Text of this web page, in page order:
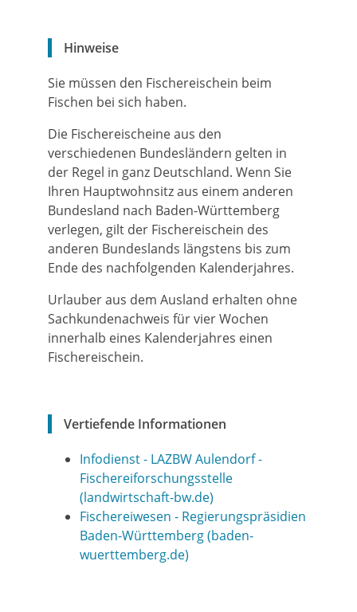
Hinweise
Sie müssen den Fischereischein beim
Fischen bei sich haben.
Die Fischereischeine aus den
verschiedenen Bundesländern gelten in
der Regel in ganz Deutschland. Wenn Sie
Ihren Hauptwohnsitz aus einem anderen
Bundesland nach Baden-Württemberg
verlegen, gilt der Fischereischein des
anderen Bundeslands längstens bis zum
Ende des nachfolgenden Kalenderjahres.
Urlauber aus dem Ausland erhalten ohne
Sachkundenachweis für vier Wochen
innerhalb eines Kalenderjahres einen
Fischereischein.
Vertiefende Informationen
Infodienst - LAZBW Aulendorf -
Fischereiforschungsstelle
(landwirtschaft-bw.de)
Fischereiwesen - Regierungspräsidien
Baden-Württemberg (baden-
wuerttemberg.de)